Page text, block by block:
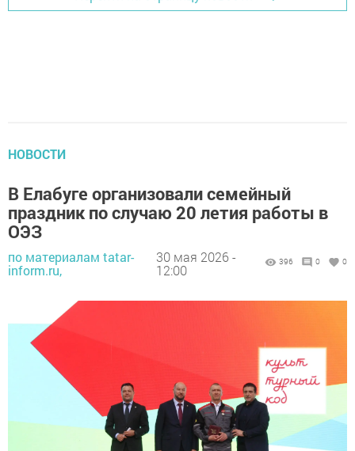
НОВОСТИ
В Елабуге организовали семейный
праздник по случаю 20 летия работы в
ОЭЗ
по материалам tatar-
inform.ru,
30 мая 2026 -
12:00
396 0 0